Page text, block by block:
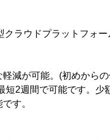
ラウドプラットフォ
減が可能。(初めから
短2週間で可能です。少
す。